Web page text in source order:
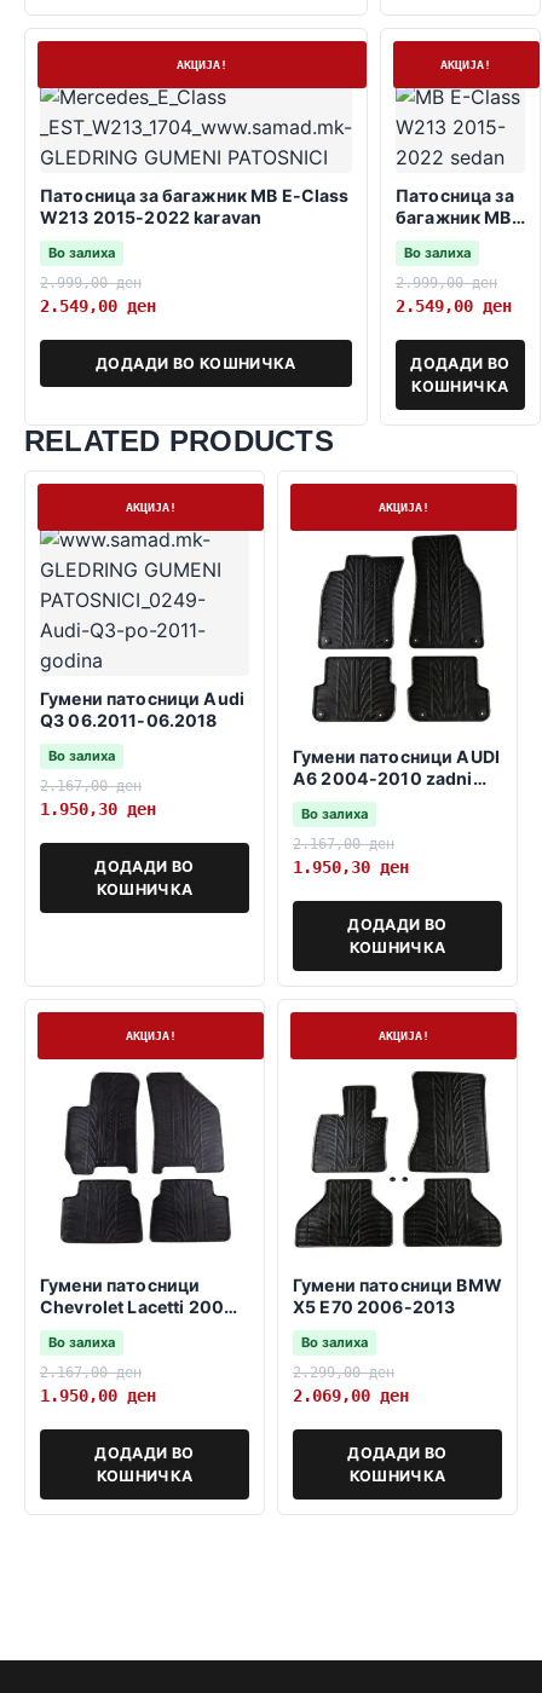
АКЦИЈА!
Патосница за багажник MB E-Class
W213 2015-2022 karavan
Во залиха
2.999,00ден
2.549,00 ден
ДОДАДИ ВО КОШНИЧКА
На залиха
АКЦИЈА!
Патосница за
багажник MB
E-Class W213
2015-2022
sedan
Во залиха
2.999,00ден
2.549,00 ден
ДОДАДИ ВО
КОШНИЧКА
RELATED PRODUCTS
АКЦИЈА!
Гумени патосници Audi
Q3 06.2011-06.2018
Во залиха
2.167,00ден
1.950,30 ден
ДОДАДИ ВО
КОШНИЧКА
АКЦИЈА!
Гумени патосници AUDI
A6 2004-2010 zadni
fiksatori 37,5cm
Во залиха
2.167,00ден
1.950,30 ден
ДОДАДИ ВО
КОШНИЧКА
АКЦИЈА!
Гумени патосници
Chevrolet Lacetti 2004-
2010
Во залиха
2.167,00ден
1.950,00 ден
ДОДАДИ ВО
КОШНИЧКА
АКЦИЈА!
Гумени патосници BMW
X5 E70 2006-2013
Во залиха
2.299,00ден
2.069,00 ден
ДОДАДИ ВО
КОШНИЧКА